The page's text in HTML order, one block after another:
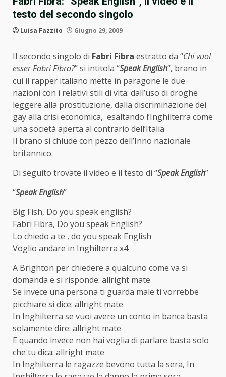
testo del secondo singolo
Luisa Fazzito Giugno 29, 2009
Il secondo singolo di Fabri Fibra estratto da “Chi vuol
esser Fabri Fibra?” si intitola “Speak English“, brano in
cui il rapper italiano mette in paragone le due
nazioni con i relativi stili di vita: dall’uso di droghe
leggere alla prostituzione, dalla discriminazione dei
gay alla crisi economica, esaltando l’Inghilterra come
una società aperta al contrario dell’Italia
Il brano si chiude con pezzo dell’Inno nazionale
britannico.
Di seguito trovate il video e il testo di “Speak English”
“Speak English”
Big Fish, Do you speak english?
Fabri Fibra, Do you speak English?
Lo chiedo a te , do you speak English
Voglio andare in Inghilterra x4
A Brighton per chiedere a qualcuno come va si
domanda e si risponde: allright mate
Se invece una persona ti guarda male ti vorrebbe
picchiare si dice: allright mate
In Inghilterra se vuoi avere un conto in banca basta
solamente dire: allright mate
E quando invece non hai voglia di parlare basta solo
che tu dica: allright mate
In Inghilterra le ragazze bevono tutta la sera, In